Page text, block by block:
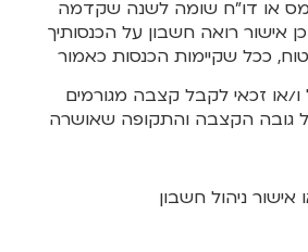
או דו"ח שומה לשנה שקדמה
אישור רואה חשבון על הכנסותיך
ככל שקיימות הכנסות כאמור
או זכאי לקבל קצבה מגורמים
גובה הקצבה והתקופה שאושרה
ניהול חשבון